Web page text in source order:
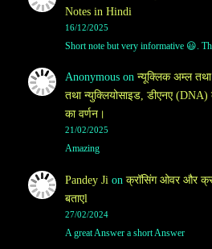
Notes in Hindi
16/12/2025
Short note but very informative 😃.
Anonymouson न्यूक्लिक अम्ल
तथा न्युक्लियोसाइड, डीएनए
का वर्णन।
21/02/2025
Amazing
Pandey Ji on क्रॉसिंग ओवर और
बताएl
27/02/2024
A great Answer a short Answer